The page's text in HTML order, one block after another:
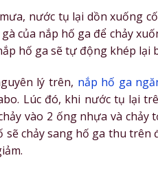
nước tụ lại dồn xuống
của nắp hố ga để chảy
hố ga sẽ tự động khép lại
lý trên, nắp hố ga
Lúc đó, khi nước tụ lại
vào 2 ống nhựa và
sẽ chảy sang hố ga thu trên